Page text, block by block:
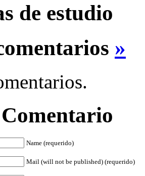
de estudio
»
Name (requerido)
Mail (will not be published) (requerido)